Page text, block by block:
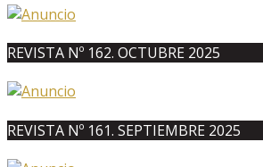
REVISTA Nº 162. OCTUBRE 2025
REVISTA Nº 161. SEPTIEMBRE 2025